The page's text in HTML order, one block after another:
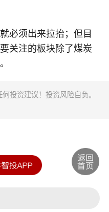
必须出来拉抬；但目
关注的板块除了煤炭
投资建议！投资风险自负。